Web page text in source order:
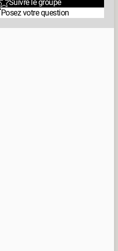
Suivre le groupe
Posez votre question